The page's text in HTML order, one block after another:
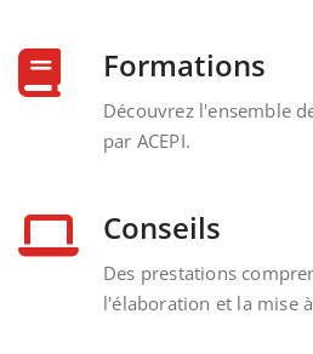
Formations
Découvrez l'ensemble
par ACEPI.
Conseils
Des prestations
l'élaboration et la mise